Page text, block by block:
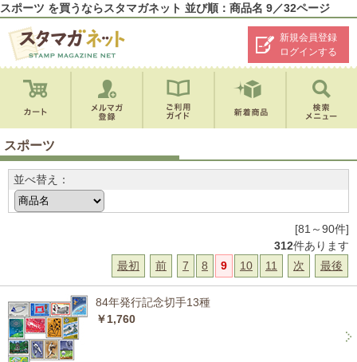
スポーツ を買うならスタマガネット 並び順：商品名 9／32ページ
新規会員登録
ログインする
スポーツ
並べ替え：
[81～90件]
312件あります
最初
前 7 8 9 10 11 次 最後
84年発行記念切手13種
￥1,760